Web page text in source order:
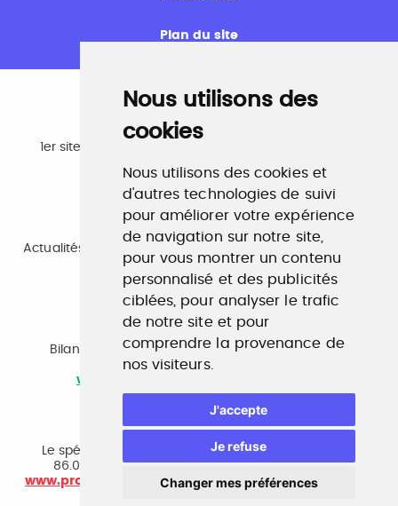
Nous utilisons des
cookies
Nous utilisons des cookies et
d'autres technologies de suivi
pour améliorer votre expérience
de navigation sur notre site,
pour vous montrer un contenu
personnalisé et des publicités
ciblées, pour analyser le trafic
de notre site et pour
comprendre la provenance de
nos visiteurs.
J'accepte
Je refuse
Changer mes préférences
Plan du site
Emploi
1er site emploi du secteur culturel 784.000 visites et
www.profilculture.com
Formation
Actualités, guide et annuaire des formations aux métiers
de la culture.
www.profilculture-formation.com
Accompagnement professionnel
Bilan de compétences, coaching, techniques de
recherche d'emploi, entretien conseil.
www.profilculture-competences.com
Le spécialiste du secteur culturel, une cvthèque de
86.000 CV et réseau unique de professionnels.
www.profilculture-conseil.com/cabinet-recrutement